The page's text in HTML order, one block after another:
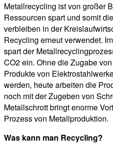
Metallrecycling ist von großer
Ressourcen spart und somit
verbleiben in der
Recycling erneut verwendet.
spart der
CO2 ein. Ohne die Zugabe
Produkte von
werden, heute arbeiten die
noch mit der Zugeben von
Metallschrott bringt enorme
Prozess von Metallproduktion.
Was kann man Recycling?